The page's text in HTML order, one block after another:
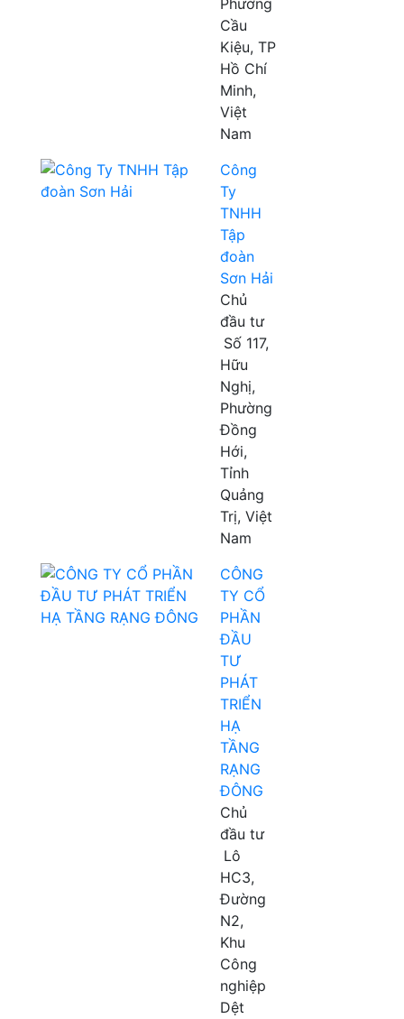
Phường
Cầu
Kiệu, TP
Hồ Chí
Minh,
Việt
Nam
Công
Ty
TNHH
Tập
đoàn
Sơn Hải
Chủ
đầu tư
Số 117,
Hữu
Nghị,
Phường
Đồng
Hới,
Tỉnh
Quảng
Trị, Việt
Nam
CÔNG
TY CỔ
PHẦN
ĐẦU
TƯ
PHÁT
TRIỂN
HẠ
TẦNG
RẠNG
ĐÔNG
Chủ
đầu tư
Lô
HC3,
Đường
N2,
Khu
Công
nghiệp
Dệt